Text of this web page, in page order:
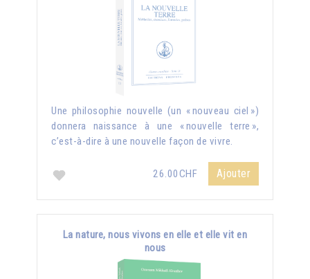
Une philosophie nouvelle (un « nouveau ciel »)
donnera naissance à une « nouvelle terre »,
c’est-à-dire à une nouvelle façon de vivre.
26.00CHF Ajouter
La nature, nous vivons en elle et elle vit en
nous